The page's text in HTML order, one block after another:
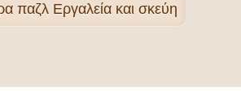
παζλ Εργαλεία και σκεύη